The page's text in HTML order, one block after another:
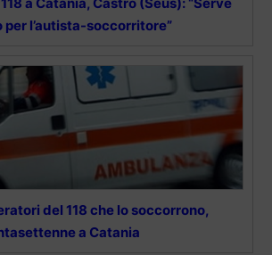
l’autista-soccorritore”
del 118 che lo soccorrono,
a Catania